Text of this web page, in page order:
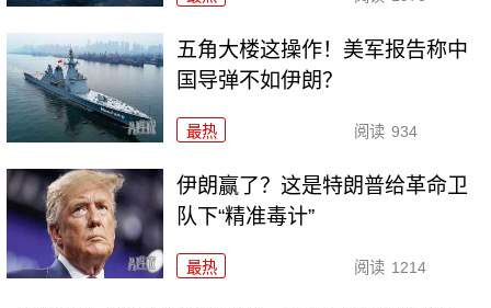
五角大楼这操作！美军报告称中
国导弹不如伊朗？
最热 阅读 934
伊朗赢了？这是特朗普给革命卫
队下“精准毒计”
最热 阅读 1214